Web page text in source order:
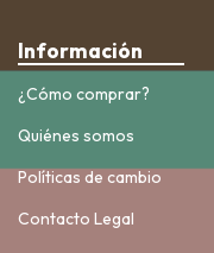
Información
¿Cómo comprar?
Quiénes somos
Políticas de cambio
Contacto Legal